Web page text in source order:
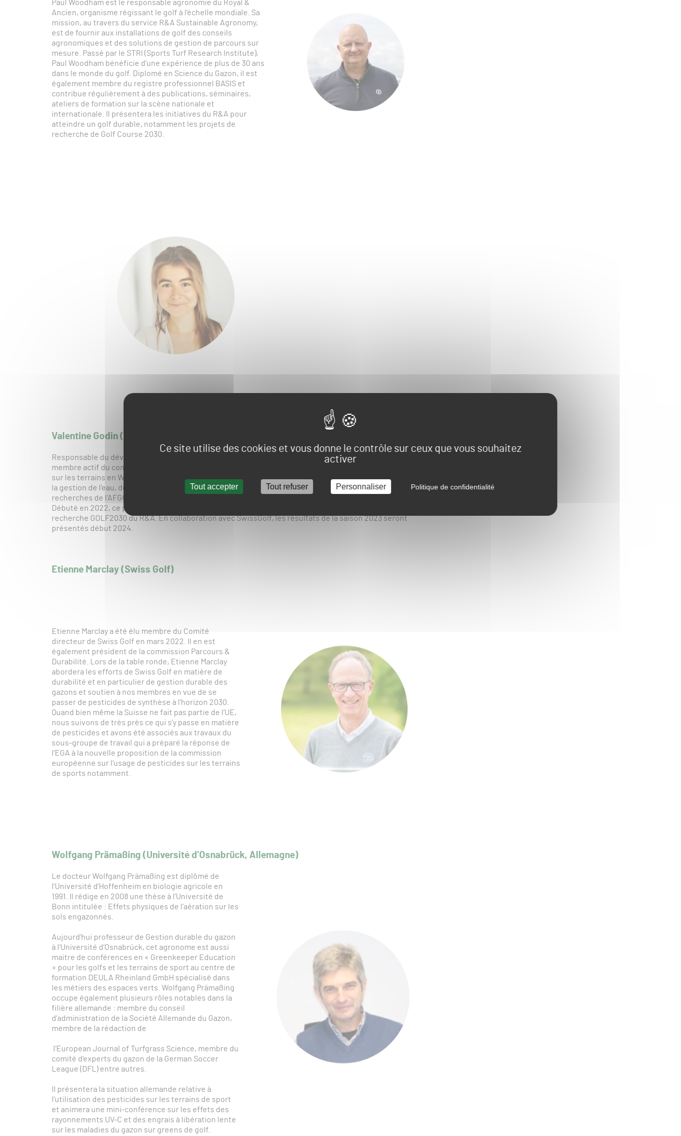
Ce site utilise des cookies et vous donne le contrôle sur ceux que vous souhaitez
activer
Tout accepter Tout refuser Personnaliser Politique de confidentialité
Paul Woodham est le responsable agronomie du Royal &
Ancien, organisme régissant le golf à l’échelle mondiale. Sa
mission, au travers du service R&A Sustainable Agronomy,
est de fournir aux installations de golf des conseils
agronomiques et des solutions de gestion de parcours sur
mesure. Passé par le STRI (Sports Turf Research Institute),
Paul Woodham bénéficie d’une expérience de plus de 30 ans
dans le monde du golf. Diplomé en Science du Gazon, il est
également membre du registre professionnel BASIS et
contribue régulièrement à des publications, séminaires,
ateliers de formation sur la scène nationale et
internationale. Il présentera les initiatives du R&A pour
atteindre un golf durable, notamment les projets de
recherche de Golf Course 2030.
Valentine Godin (AFGolf, Belgique)
Responsable du développement durable pour l’Association wallonne de golf (AFGOLF), Valentine est un
membre actif du comité de travail GREENCARE chargée de la durabilité et de la recherche et de l’innovation
sur les terrains en Wallonie. Outre l’organisation de formation durabilité abordant des thèmes clés comme
la gestion de l’eau, des ressources et l’IPM, Valentine dirige, au côté de Jean-Marc Dokier, le programme de
recherches de l’AFGOLF sur la gestion sans pesticides pour proposer des solutions concrètes au secteur.
Débuté en 2022, ce projet a aujourd’hui une envergure internationale et s’intègre dans le programme de
recherche GOLF2030 du R&A. En collaboration avec SwissGolf, les résultats de la saison 2023 seront
présentés début 2024.
Etienne Marclay (Swiss Golf)
Etienne Marclay a été élu membre du Comité
directeur de Swiss Golf en mars 2022. Il en est
également président de la commission Parcours &
Durabilité. Lors de la table ronde, Etienne Marclay
abordera les efforts de Swiss Golf en matière de
durabilité et en particulier de gestion durable des
gazons et soutien à nos membres en vue de se
passer de pesticides de synthèse à l’horizon 2030.
Quand bien même la Suisse ne fait pas partie de l’UE,
nous suivons de très près ce qui s’y passe en matière
de pesticides et avons été associés aux travaux du
sous-groupe de travail qui a préparé la réponse de
l’EGA à la nouvelle proposition de la commission
européenne sur l’usage de pesticides sur les terrains
de sports notamment.
Wolfgang Prämaßing (Université d’Osnabrück, Allemagne)
Le docteur Wolfgang Prämaßing est diplômé de
l’Université d’Hoffenheim en biologie agricole en
1991. Il rédige en 2008 une thèse à l’Université de
Bonn intitulée : Effets physiques de l’aération sur les
sols engazonnés.
Aujourd’hui professeur de Gestion durable du gazon
à l’Université d’Osnabrück, cet agronome est aussi
maitre de conférences en « Greenkeeper Education
» pour les golfs et les terrains de sport au centre de
formation DEULA Rheinland GmbH spécialisé dans
les métiers des espaces verts. Wolfgang Prämaßing
occupe également plusieurs rôles notables dans la
filière allemande : membre du conseil
d’administration de la Société Allemande du Gazon,
membre de la rédaction de
l’European Journal of Turfgrass Science, membre du
comité d’experts du gazon de la German Soccer
League (DFL) entre autres.
Il présentera la situation allemande relative à
l’utilisation des pesticides sur les terrains de sport
et animera une mini-conférence sur les effets des
rayonnements UV-C et des engrais à libération lente
sur les maladies du gazon sur greens de golf.